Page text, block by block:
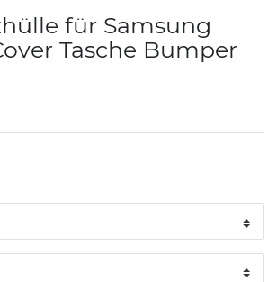
für Samsung
Tasche Bumper